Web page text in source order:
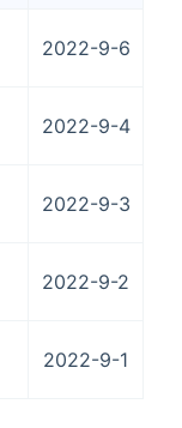
2022-9-6
2022-9-4
2022-9-3
2022-9-2
2022-9-1